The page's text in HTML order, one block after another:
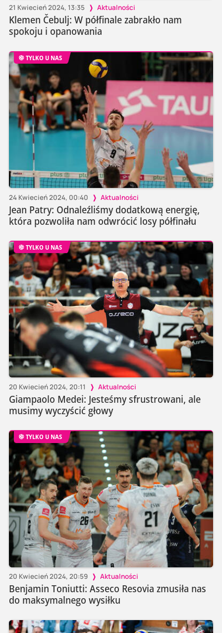
21 Kwiecień 2024, 13:35 Aktualności
Klemen Čebulj: W półfinale zabrakło nam
spokoju i opanowania
TYLKO U NAS
24 Kwiecień 2024, 00:40 Aktualności
Jean Patry: Odnaleźliśmy dodatkową energię,
która pozwoliła nam odwrócić losy półfinału
TYLKO U NAS
20 Kwiecień 2024, 20:11 Aktualności
Giampaolo Medei: Jesteśmy sfrustrowani, ale
musimy wyczyścić głowy
TYLKO U NAS
20 Kwiecień 2024, 20:59 Aktualności
Benjamin Toniutti: Asseco Resovia zmusiła nas
do maksymalnego wysiłku